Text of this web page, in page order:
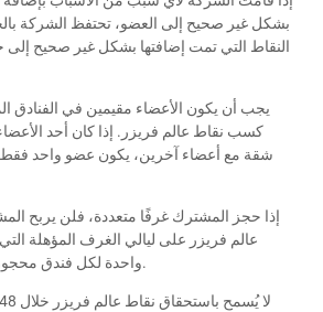
بشكل غير صحيح إلى العضو، تحتفظ الشركة
النقاط التي تمت إضافتها بشكل غير صحيح
يجب أن يكون الأعضاء مقيمين في الفنادق
كسب نقاط عالم فريزر. إذا كان أحد
شقة مع أعضاء آخرين، يكون عضو واحد فقط
إذا حجز المشترك غرفًا متعددة، فلن يربح
عالم فريزر على ليالي الغرف المؤهلة
واحدة لكل فندق محجوز باسم المشترك.